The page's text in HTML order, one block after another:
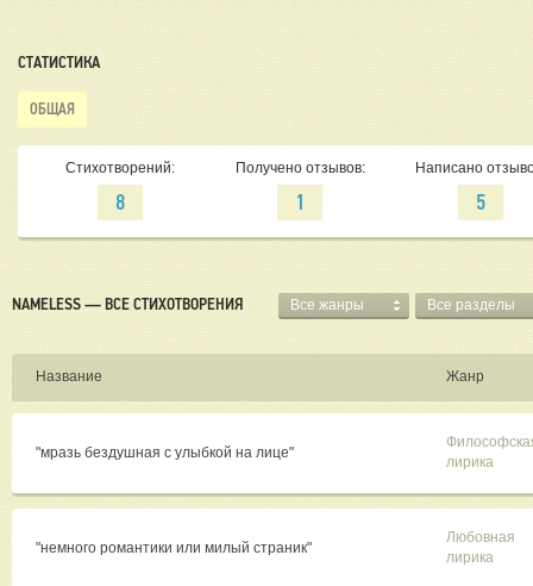
СТАТИСТИКА
ОБЩАЯ
Стихотворений:
8
Получено отзывов:
1
Написано
5
NAMELESS — ВСЕ СТИХОТВОРЕНИЯ Все жанры Все разделы
Название Жанр
"мразь бездушная с улыбкой на лице"
лирика
"немного романтики или милый страник"
Любовная
лирика